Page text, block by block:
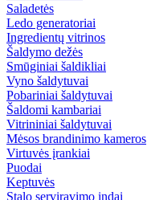
Saladetės
Ledo generatoriai
Ingredientų vitrinos
Šaldymo dežės
Smūginiai šaldikliai
Vyno šaldytuvai
Pobariniai šaldytuvai
Šaldomi kambariai
Vitrininiai šaldytuvai
Mėsos brandinimo kameros
Virtuvės įrankiai
Puodai
Keptuvės
Stalo serviravimo indai